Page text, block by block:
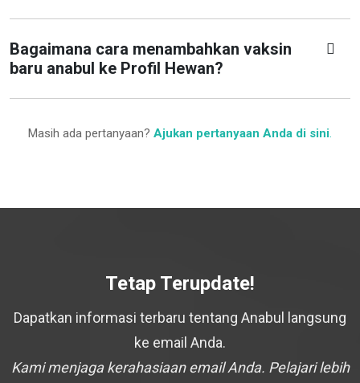
Bagaimana cara menambahkan vaksin
baru anabul ke Profil Hewan?
Masih ada pertanyaan? Ajukan pertanyaan Anda di sini.
Tetap Terupdate!
Dapatkan informasi terbaru tentang Anabul langsung
ke email Anda.
Kami menjaga kerahasiaan email Anda. Pelajari lebih